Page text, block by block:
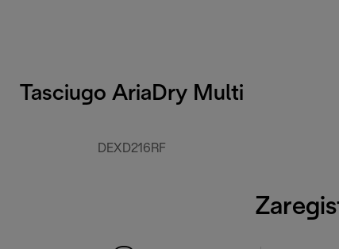
Tasciugo AriaDry Multi
DEXD216RF